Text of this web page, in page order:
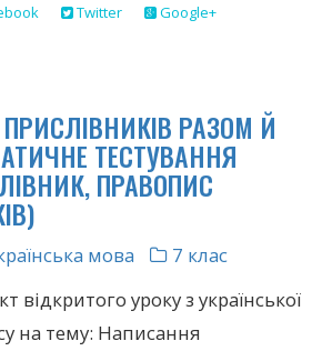
Twitter Google+
РАЗОМ Й
ТЕСТУВАННЯ
ПРАВОПИС
мова
7 клас
відкритого уроку з української
на тему: Написання